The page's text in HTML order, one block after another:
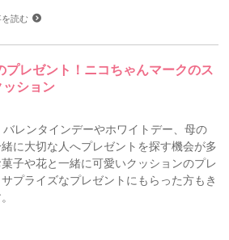
を読む
プレゼント！ニコちゃんマークのス
ション
レンタインデーやホワイトデー、母の
に大切な人へプレゼントを探す機会が多
子や花と一緒に可愛いクッションのプレ
プライズなプレゼントにもらった方もき